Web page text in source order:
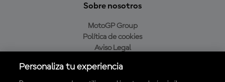
Sobre nosotros
MotoGP Group
Política de cookies
Aviso Legal
Política de compra
Personaliza tu experiencia